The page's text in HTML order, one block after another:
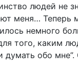
людей не
меня… Теперь
немного
того, каким
думать обо